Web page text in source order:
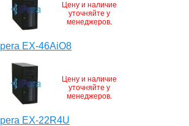
Цену и наличие
уточняйте у
менеджеров.
Ipera EX-46AiO8
Цену и наличие
уточняйте у
менеджеров.
Ipera EX-22R4U